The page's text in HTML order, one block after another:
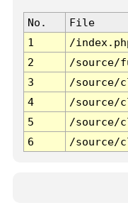
No. File
1
/
2
/source/
3
/source/
4
/source/
5
/source/
6
/source/